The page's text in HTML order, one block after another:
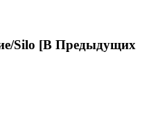
Silo [В Предыдущих